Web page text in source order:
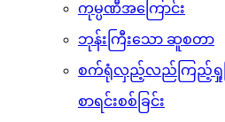
ကုမ္ပဏီအကြောင်း
ဘုန်းကြီးသော ဆူစတာ
စက်ရုံလှည့်လည်ကြည့်ရှုခ
စာရင်းစစ်ခြင်း